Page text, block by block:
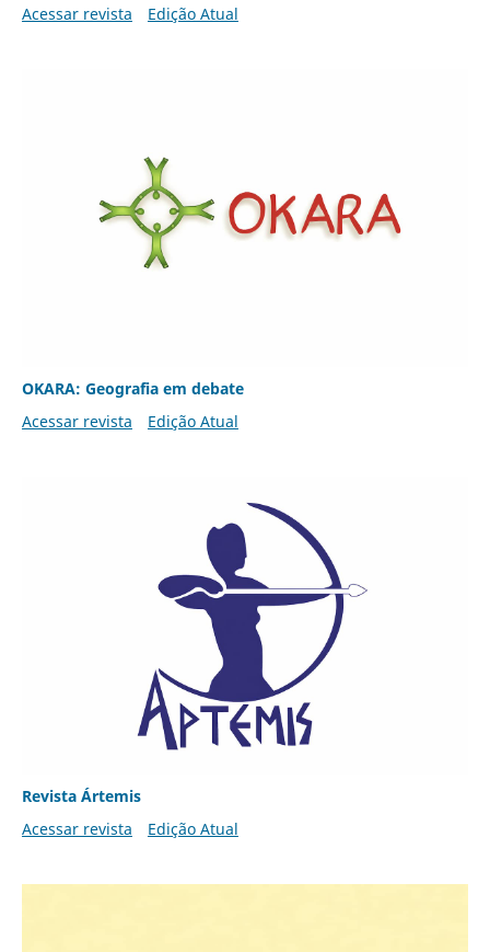
Acessar revista
Edição Atual
OKARA: Geografia em debate
Acessar revista
Edição Atual
Revista Ártemis
Acessar revista
Edição Atual